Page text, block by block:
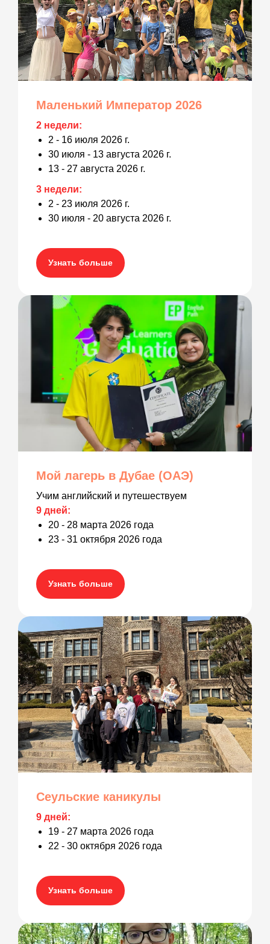
Маленький Император 2026
2 недели:
2 - 16 июля 2026 г.
30 июля - 13 августа 2026 г.
13 - 27 августа 2026 г.
3 недели:
2 - 23 июля 2026 г.
30 июля - 20 августа 2026 г.
Узнать больше
Мой лагерь в Дубае (ОАЭ)
Учим английский и путешествуем
9 дней:
20 - 28 марта 2026 года
23 - 31 октября 2026 года
Узнать больше
Сеульские каникулы
9 дней:
19 - 27 марта 2026 года
22 - 30 октября 2026 года
Узнать больше